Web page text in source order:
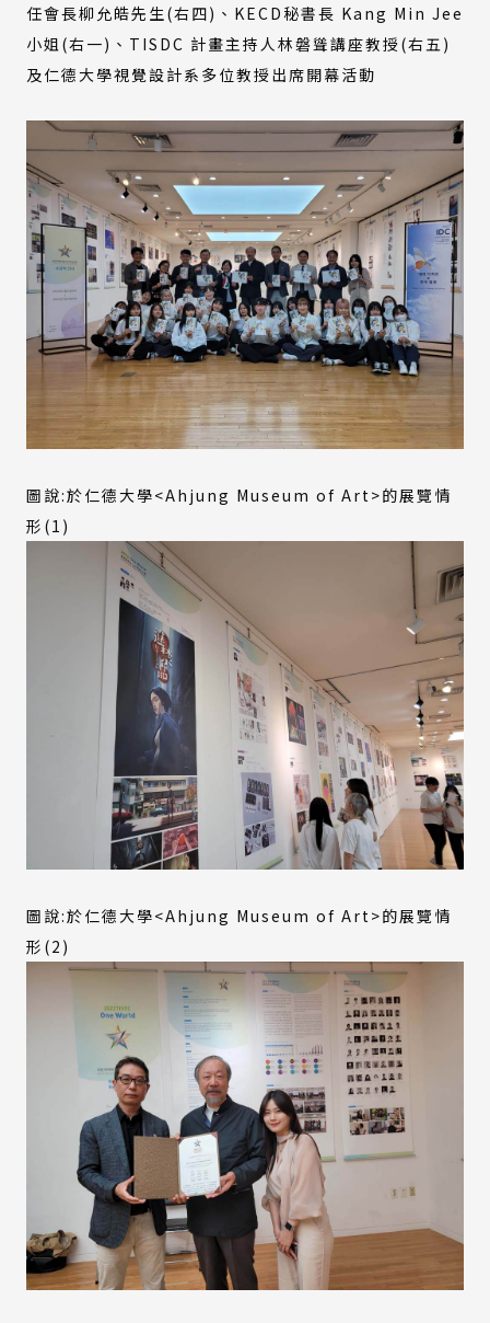
任會長柳允皓先生(右四)、KECD秘書長 Kang Min Jee
小姐(右一)、TISDC 計畫主持人林磐聳講座教授(右五)
及仁德大學視覺設計系多位教授出席開幕活動
圖說:於仁德大學<Ahjung Museum of Art>的展覽情
形(1)
圖說:於仁德大學<Ahjung Museum of Art>的展覽情
形(2)